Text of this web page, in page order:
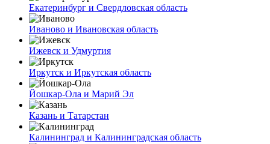
Екатеринбург и Свердловская область
Иваново и Ивановская область
Ижевск и Удмуртия
Иркутск и Иркутская область
Йошкар-Ола и Марий Эл
Казань и Татарстан
Калининград и Калининградская область